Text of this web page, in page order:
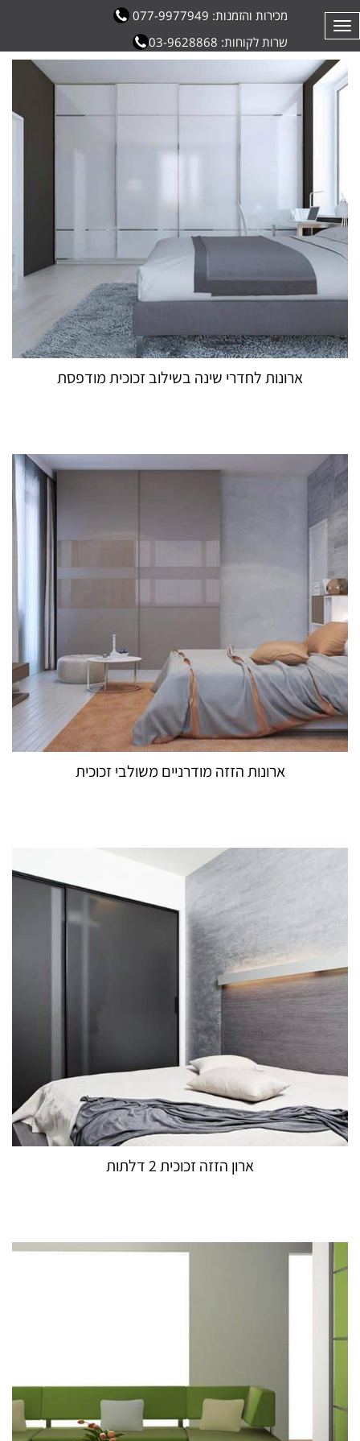
מכירות והזמנות: 077-9977949
שרות לקוחות: 03-9628868
תפריט
ארונות לחדרי שינה בשילוב זכוכית מודפסת
ארונות הזזה מודרניים משולבי זכוכית
ארון הזזה זכוכית 2 דלתות